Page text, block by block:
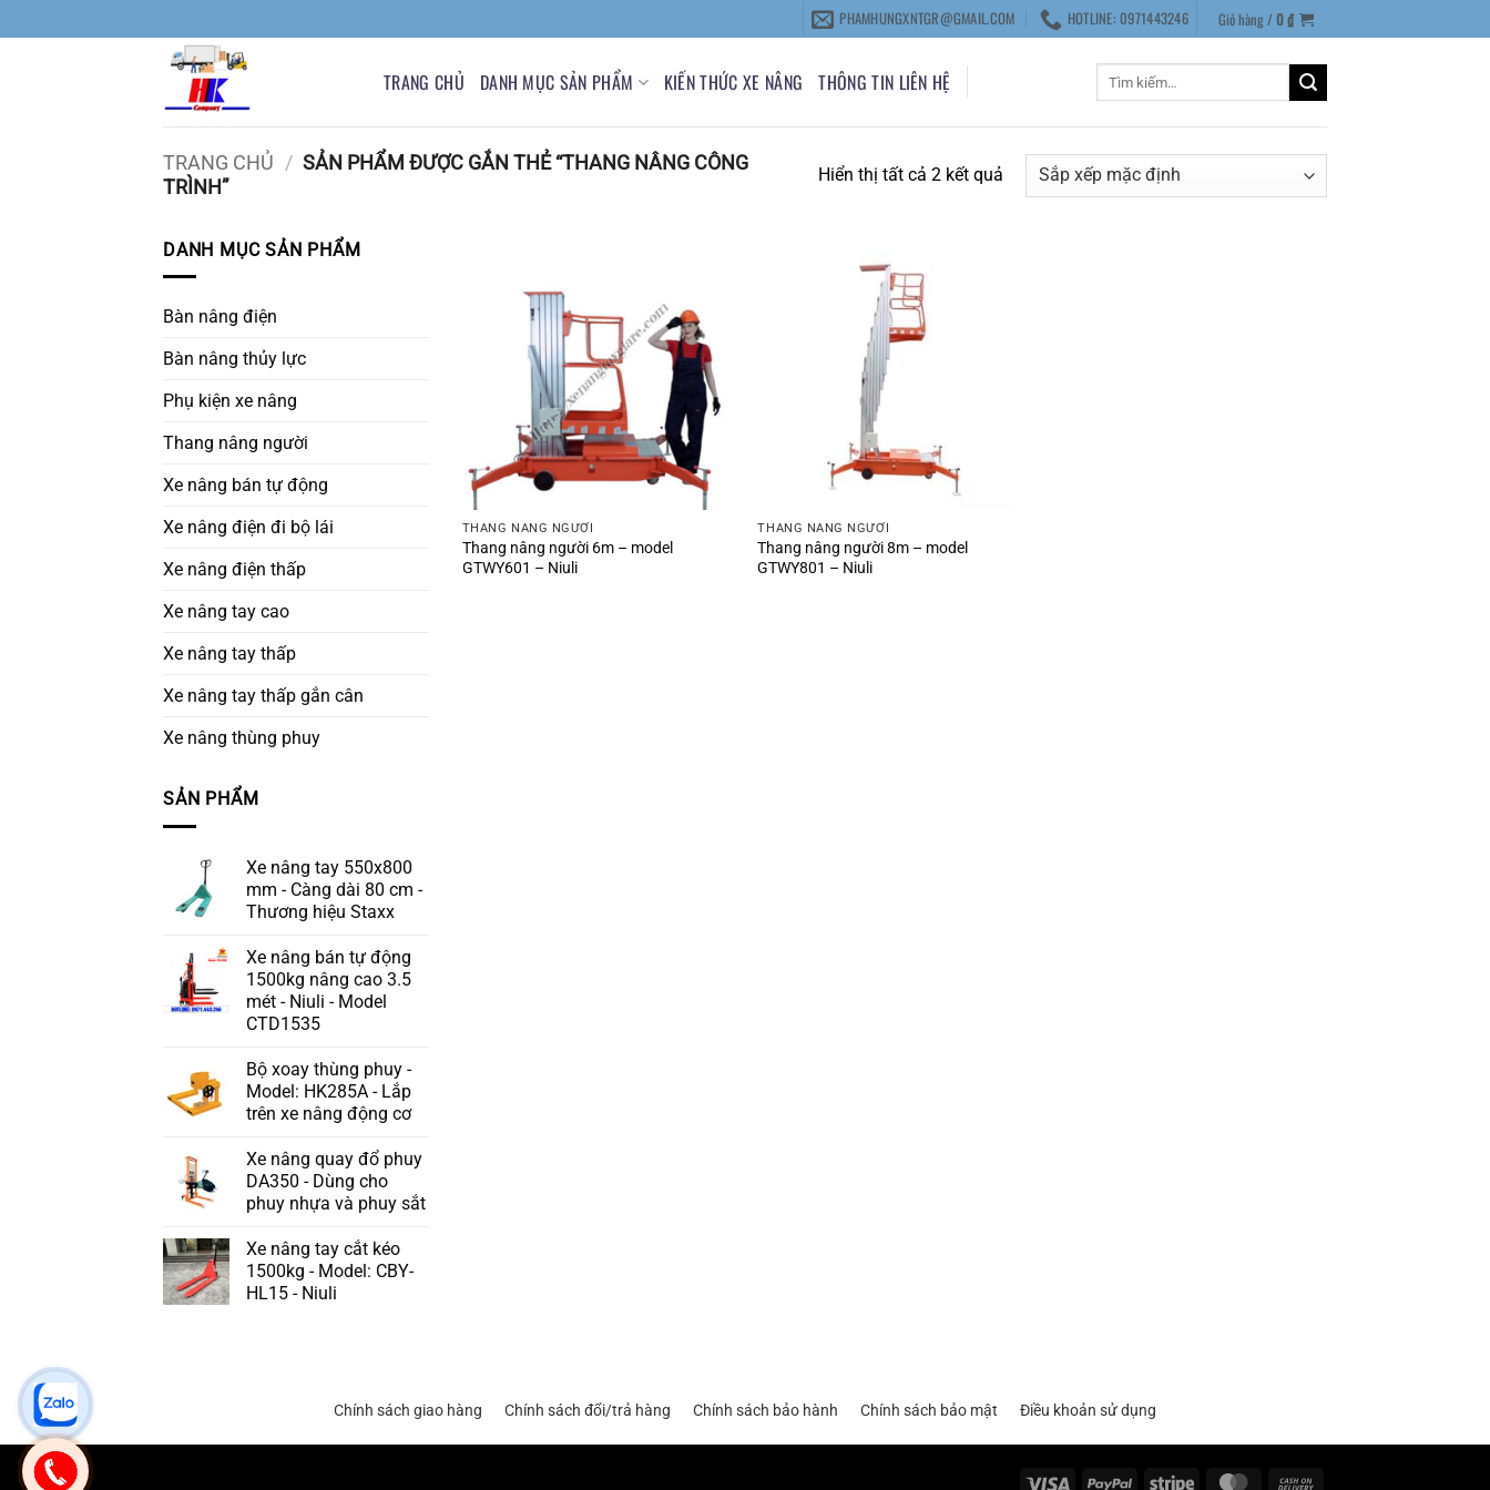
qua
PHAMHUNGXNTGR@GMAIL.COM HOTLINE: 0971443246 Giỏ hàng /0₫
TRANG CHỦ DANH MỤC SẢN PHẨM KIẾN THỨC XE NÂNG THÔNG TIN LIÊN HỆ
TRANG CHỦ / SẢN PHẨM ĐƯỢC GẮN THẺ “THANG NÂNG CÔNG
TRÌNH”
Hiển thị tất cả 2 kết quả
DANH MỤC SẢN PHẨM
Bàn nâng điện
Bàn nâng thủy lực
Phụ kiện xe nâng
Thang nâng người
Xe nâng bán tự động
Xe nâng điện đi bộ lái
Xe nâng điện thấp
Xe nâng tay cao
Xe nâng tay thấp
Xe nâng tay thấp gắn cân
Xe nâng thùng phuy
SẢN PHẨM
Xe nâng tay 550x800
mm - Càng dài 80 cm -
Thương hiệu Staxx
Xe nâng bán tự động
1500kg nâng cao 3.5
mét - Niuli - Model
CTD1535
Bộ xoay thùng phuy -
Model: HK285A - Lắp
trên xe nâng động cơ
Xe nâng quay đổ phuy
DA350 - Dùng cho
phuy nhựa và phuy sắt
Xe nâng tay cắt kéo
1500kg - Model: CBY-
HL15 - Niuli
THANG NÂNG NGƯỜI
Thang nâng người 6m – model
GTWY601 – Niuli
THANG NÂNG NGƯỜI
Thang nâng người 8m – model
GTWY801 – Niuli
Chính sách giao hàng Chính sách đổi/trả hàng Chính sách bảo hành Chính sách bảo mật Điều khoản sử dụng
Visa PayPal Stripe MasterCard